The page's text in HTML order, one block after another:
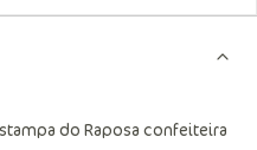
do Raposa confeiteira